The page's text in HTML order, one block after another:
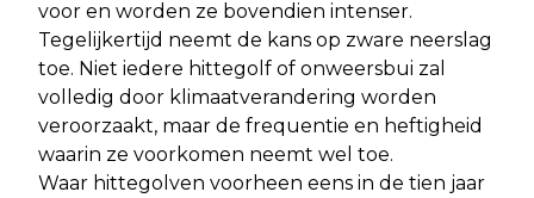
voor en worden ze bovendien intenser.
Tegelijkertijd neemt de kans op zware neerslag
toe. Niet iedere hittegolf of onweersbui zal
volledig door klimaatverandering worden
veroorzaakt, maar de frequentie en heftigheid
waarin ze voorkomen neemt wel toe.
Waar hittegolven voorheen eens in de tien jaar